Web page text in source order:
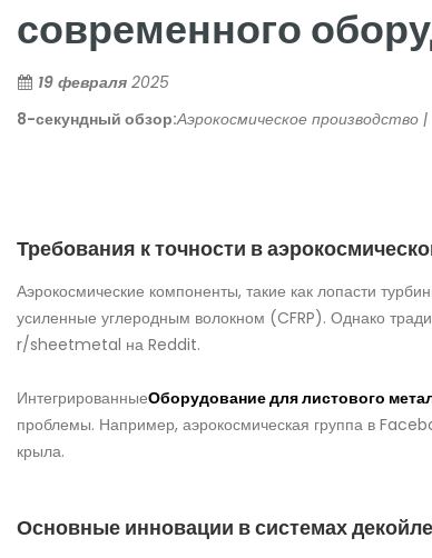
современного
19 февраля 2025
8-секундный обзор:Аэрокосмическое
Требования к точности в
Аэрокосмические компоненты, такие как лопасти
усиленные углеродным волокном (CFRP). Однако
r/sheetmetal на Reddit.
ИнтегрированныеОборудование для листового
проблемы. Например, аэрокосмическая группа в
крыла.
Основные инновации в системах